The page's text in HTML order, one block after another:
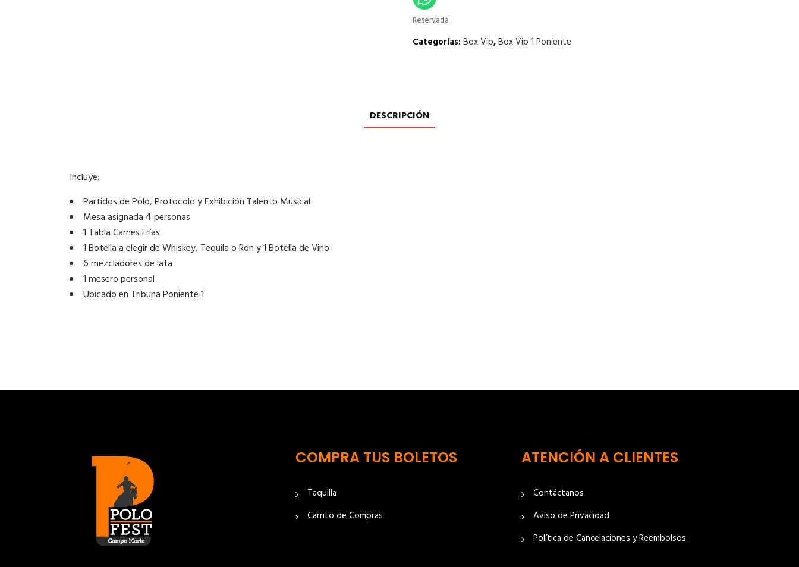
Reservada
Categorías:Box Vip,Box Vip 1 Poniente
DESCRIPCIÓN
Incluye:
Partidos de Polo, Protocolo y Exhibición Talento Musical
Mesa asignada 4 personas
1 Tabla Carnes Frías
1 Botella a elegir de Whiskey, Tequila o Ron y 1 Botella de Vino
6 mezcladores de lata
1 mesero personal
Ubicado en Tribuna Poniente 1
COMPRA TUS BOLETOS
Taquilla
Carrito de Compras
ATENCIÓN A CLIENTES
Contáctanos
Aviso de Privacidad
Política de Cancelaciones y Reembolsos